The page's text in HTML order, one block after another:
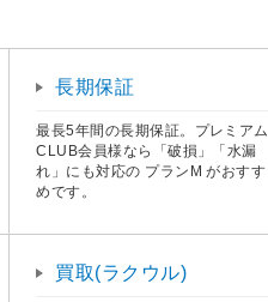
長期保証
最長5年間の長期保証。プレミアム
CLUB会員様なら「破損」「水漏
れ」にも対応の プランM がおすす
めです。
買取(ラクウル)